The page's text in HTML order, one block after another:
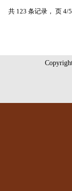
共 123 条记录， 页 4/5